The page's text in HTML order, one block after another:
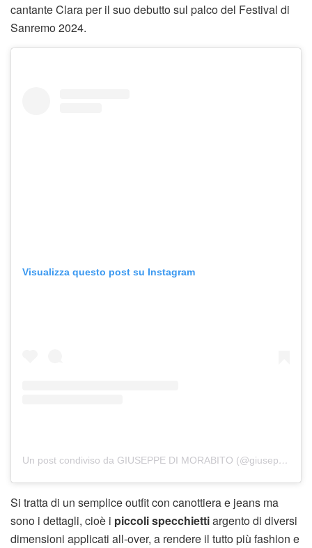
cantante Clara per il suo debutto sul palco del Festival di
Sanremo 2024.
Visualizza questo post su Instagram
Un post condiviso da GIUSEPPE DI MORABITO (@giuseppedimorabito_official)
Si tratta di un semplice outfit con canottiera e jeans ma
sono i dettagli, cioè i piccoli specchiettiargento di diversi
dimensioni applicati all-over, a rendere il tutto più fashion e